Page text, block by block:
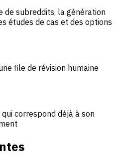
de subreddits, la génération
études de cas et des options
file de révision humaine
correspond déjà à son